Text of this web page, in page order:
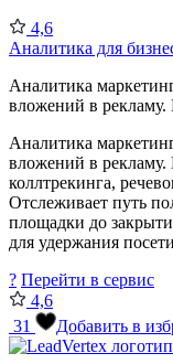
4,6
Аналитика для
Аналитика
вложений в рекламу.
Аналитика
вложений в рекламу.
коллтрекинга,
Отслеживает путь
площадки до
для удержания
? Перейти в сервис
4,6
31
Добавить в